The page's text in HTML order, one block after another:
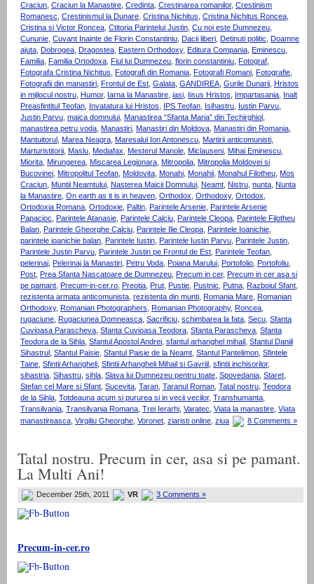
Craciun, Craciun la Manastire, Credinta, Crestinarea romanilor, Crestinism
Romanesc, Crestinismul la Dunare, Cristina Nichitus, Cristina Nichitus Roncea,
Cristina si Victor Roncea, Ctitoria Parintelui Justin, Cu noi este Dumnezeu,
Cununie, Cuvant Inainte de Florin Constantiniu, Dacii liberi, Detinuti politic, Doamne
ajuta, Dobrogea, Dragostea, Eastern Orthodoxy, Editura Compania, Eminescu,
Familia, Familia Ortodoxa, Fiul lui Dumnezeu, florin constantiniu, Fotograf,
Fotografa Cristina Nichitus, Fotografi din Romania, Fotografi Romani, Fotografie,
Fotografii din manastiri, Frontul de Est, Galata, GANDIREA, Gurile Dunarii, Hristos
in mijlocul nostru, Humor, Iarna la Manastire, iasi, Iisus Hristos, Impartasania, Inalt
Preasfintitul Teofan, Invatatura lui Hristos, IPS Teofan, Isihastru, Iustin Parvu,
Justin Parvu, maica domnului, Manastirea “Sfanta Maria” din Techirghiol ,
manastirea petru voda, Manastiri, Manastiri din Moldova, Manastiri din Romania,
Mantuitorul , Marea Neagra, Maresalul Ion Antonescu, Martirii anticomunisti,
Marturistitorii, Maslu, Mediafax, Mesterul Manole, Miclauseni, Mihai Eminescu,
Miorita, Mirungerea, Miscarea Legionara, Mitropolia, Mitropolia Moldovei si
Bucovinei, Mitropolitul Teofan, Moldovita, Monahi, Monahii, Monahul Filotheu, Mos
Craciun, Muntii Neamtului, Nasterea Maicii Domnului, Neamt, Nistru, nunta, Nunta
la Manastire, On earth as it is in heaven, Orthodox, Orthodoxy, Ortodox,
Ortodoxia Romana, Ortodoxie, Paltin, Parintele Arsenie, Parintele Arsenie
Papacioc, Parintele Atanasie, Parintele Calciu, Parintele Cleopa, Parintele Filotheu
Balan, Parintele Gheorghe Calciu, Parintele Ilie Cleopa, Parintele Ioanichie,
parintele ioanichie balan, Parintele Iustin, Parintele Iustin Parvu, Parintele Justin,
Parintele Justin Parvu, Parintele Justin pe Frontul de Est, Parintele Teofan,
pelerinaj, Pelerinaj la Manastiri, Petru Voda, Poiana Marului, Portofolio, Portofoliu,
Post, Prea Sfanta Nascatoare de Dumnezeu, Precum in cer, Precum in cer asa si
pe pamant, Precum-in-cer.ro, Preotia, Prut, Pustie, Pustnic, Putna, Razboiul Sfant,
rezistenta armata anticomunista, rezistenta din munti, Romania Mare, Romanian
Orthodoxy, Romanian Photographers, Romanian Photography, Roncea,
rugaciune, Rugaciunea Domneasca, Sacrificiu, schimbarea la fata, Secu, Sfanta
Cuvioasa Parascheva, Sfanta Cuvioasa Teodora, Sfanta Parascheva, Sfanta
Teodora de la Sihla, Sfantul Apostol Andrei, sfantul arhanghel mihail , Sfantul Daniil
Sihastrul , Sfantul Paisie, Sfantul Paisie de la Neamt, Sfantul Pantelimon, Sfintele
Taine, Sfintii Arhangheli, Sfintii Arhangheli Mihail si Gavriil , sfintii inchisorilor,
sihastria, Sihastru, sihla, Slava lui Dumnezeu pentru toate, Spovedania, Staret,
Stefan cel Mare si Sfant, Sucevita, Taran, Taranul Roman, Tatal nostru, Teodora
de la Sihla, Totdeauna acum si pururea si in vecii vecilor, Transhumanta,
Transilvania, Transilvania Romana, Trei Ierarhi, Varatec, Viata la manastire, Viata
manastireasca Virgiliu Gheorghe Voronet ziaristi online ziua 8 Comments »
Tatal nostru. Precum in cer, asa si pe pamant.
La Multi Ani!
December 25th, 2011 VR 3 Comments »
Precum-in-cer.ro